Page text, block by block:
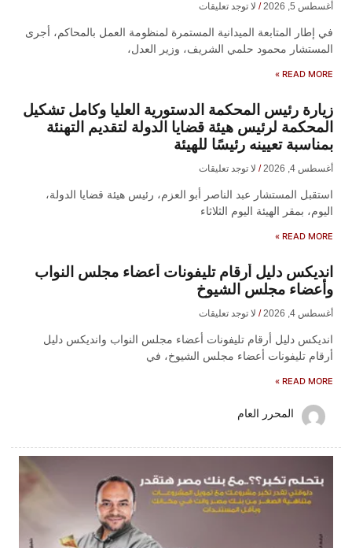
أغسطس 5, 2026 لا توجد تعليقات
في إطار المتابعة الميدانية المستمرة لمنظومة العمل بالمحاكم، أجرى
المستشار محمود حلمي الشريف، وزير العدل،
READ MORE »
زيارة رئيس المحكمة الدستورية العليا وكامل تشكيل
المحكمة لرئيس هيئة قضايا الدولة لتقديم التهنئة
بمناسبة تعيينه رئيسًا للهيئة
أغسطس 4, 2026 لا توجد تعليقات
​استقبل المستشار عبد الناصر أبو العزم، رئيس هيئة قضايا الدولة،
اليوم، بمقر الهيئة اليوم الثلاثاء
READ MORE »
انديكس دليل أرقام تليفونات أعضاء مجلس النواب
وأعضاء مجلس الشيوخ
أغسطس 4, 2026 لا توجد تعليقات
انديكس دليل أرقام تليفونات أعضاء مجلس النواب وانديكس دليل
أرقام تليفونات أعضاء مجلس الشيوخ، في
READ MORE »
المحرر العام